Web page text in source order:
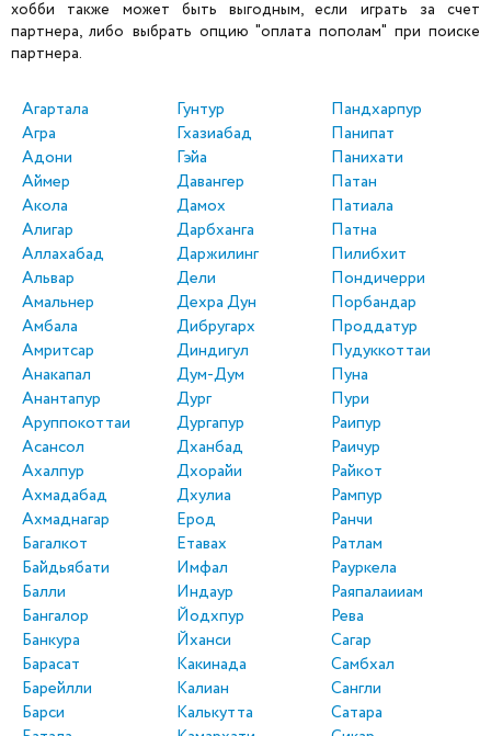
хобби также может быть выгодным, если играть за счет
партнера, либо выбрать опцию "оплата пополам" при поиске
партнера.
Агартала
Агра
Адони
Аймер
Акола
Алигар
Аллахабад
Альвар
Амальнер
Амбала
Амритсар
Анакапал
Анантапур
Аруппокоттаи
Асансол
Ахалпур
Ахмадабад
Ахмаднагар
Багалкот
Байдьябати
Балли
Бангалор
Банкура
Барасат
Барейлли
Барси
Гунтур
Гхазиабад
Гэйа
Давангер
Дамох
Дарбханга
Даржилинг
Дели
Дехра Дун
Дибругарх
Диндигул
Дум-Дум
Дург
Дургапур
Дханбад
Дхорайи
Дхулиа
Ерод
Етавах
Имфал
Индаур
Йодхпур
Йханси
Какинада
Калиан
Калькутта
Пандхарпур
Панипат
Панихати
Патан
Патиала
Патна
Пилибхит
Пондичерри
Порбандар
Проддатур
Пудуккоттаи
Пуна
Пури
Раипур
Раичур
Райкот
Рампур
Ранчи
Ратлам
Рауркела
Раяпалаииам
Рева
Сагар
Самбхал
Сангли
Сатара